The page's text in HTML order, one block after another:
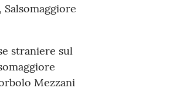
straniere sul
Mezzani